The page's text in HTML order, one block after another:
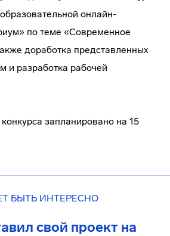
онлайн-
по теме «Современное
доработка представленных
и разработка рабочей
запланировано на 15
БЫТЬ ИНТЕРЕСНО
свой проект на